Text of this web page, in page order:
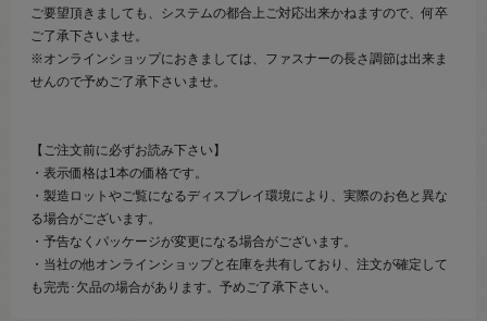
ご要望頂きましても、システムの都合上ご対応出来かねますので、何卒
ご了承下さいませ。
※オンラインショップにおきましては、ファスナーの長さ調節は出来ま
せんので予めご了承下さいませ。
【ご注文前に必ずお読み下さい】
・表示価格は1本の価格です。
・製造ロットやご覧になるディスプレイ環境により、実際のお色と異な
る場合がございます。
・予告なくパッケージが変更になる場合がございます。
・当社の他オンラインショップと在庫を共有しており、注文が確定して
も完売･欠品の場合があります。予めご了承下さい。